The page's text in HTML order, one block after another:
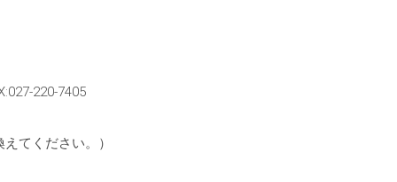
220-7405
てください。）